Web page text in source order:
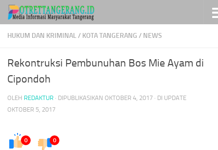
Skip to content
HUKUM DAN KRIMINAL/ KOTA TANGERANG / NEWS
Rekontruksi Pembunuhan Bos Mie Ayam di
Cipondoh
OLEH REDAKTUR · DIPUBLIKASIKAN OKTOBER 4, 2017 · DI UPDATE
OKTOBER 5, 2017
0 0